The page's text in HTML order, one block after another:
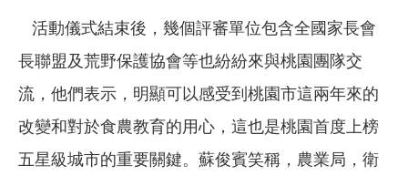
活動儀式結束後，幾個評審單位包含全國家長會
長聯盟及荒野保護協會等也紛紛來與桃園團隊交
流，他們表示，明顯可以感受到桃園市這兩年來的
改變和對於食農教育的用心，這也是桃園首度上榜
五星級城市的重要關鍵。蘇俊賓笑稱，農業局，衛